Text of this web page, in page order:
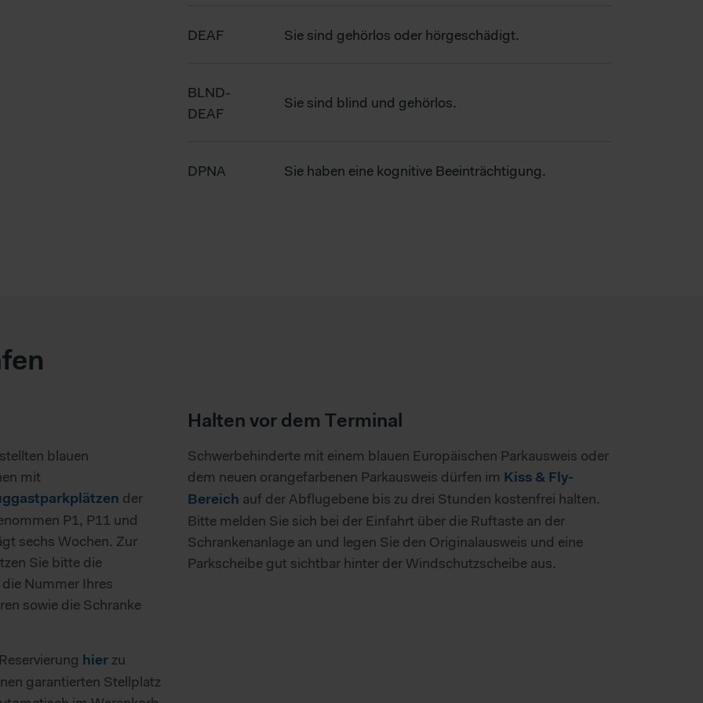
DEAF Sie sind gehörlos oder hörgeschädigt.
BLND-
DEAF
Sie sind blind und gehörlos.
DPNA Sie haben eine kognitive Beeinträchtigung.
blauen
mit
der
P1, P11 und
sechs Wochen. Zur
Sie bitte die
Nummer Ihres
sowie die Schranke
hier zu
garantierten Stellplatz
Halten vor dem Terminal
Schwerbehinderte mit einem blauen Europäischen Parkausweis oder
dem neuen orangefarbenen Parkausweis dürfen im Kiss & Fly-
Bereich auf der Abflugebene bis zu drei Stunden kostenfrei halten.
Bitte melden Sie sich bei der Einfahrt über die Ruftaste an der
Schrankenanlage an und legen Sie den Originalausweis und eine
Parkscheibe gut sichtbar hinter der Windschutzscheibe aus.